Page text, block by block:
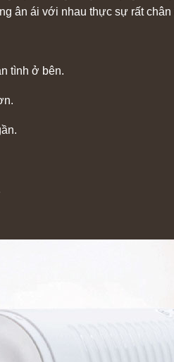
ân ái với nhau thực sự rất chân
tình ở bên.